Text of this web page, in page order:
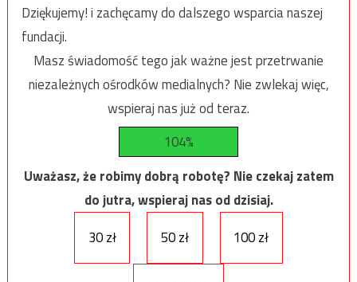
Dziękujemy! i zachęcamy do dalszego wsparcia naszej
fundacji.
Masz świadomość tego jak ważne jest przetrwanie
niezależnych ośrodków medialnych? Nie zwlekaj więc,
wspieraj nas już od teraz.
104%
Uważasz, że robimy dobrą robotę? Nie czekaj zatem
do jutra, wspieraj nas od dzisiaj.
30 zł
50 zł 100 zł